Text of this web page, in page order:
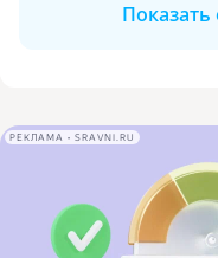
РЕКЛАМА • SRAVNI.RU